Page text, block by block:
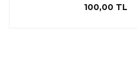
100,00 TL